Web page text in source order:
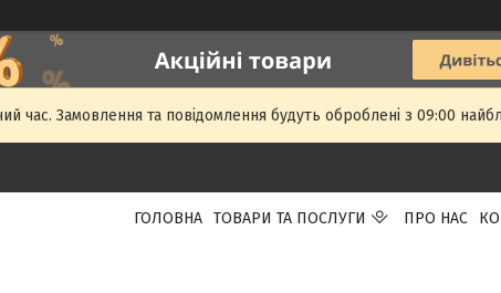
час. Замовлення та повідомлення будуть оброблені з 09:00
ГОЛОВНА ТОВАРИ ТА ПОСЛУГИ ПРО НАС